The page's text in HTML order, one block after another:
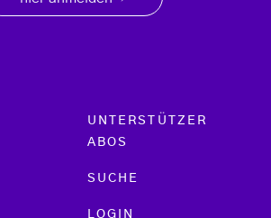
UNTERSTÜTZER
ABOS
SUCHE
LOGIN